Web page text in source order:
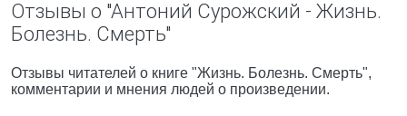
Отзывы о "Антоний Сурожский - Жизнь.
Болезнь. Смерть"
Отзывы читателей о книге "Жизнь. Болезнь. Смерть",
комментарии и мнения людей о произведении.